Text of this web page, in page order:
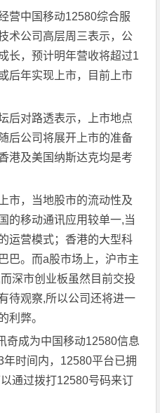
营中国移动12580综合服
术公司高层周三表示，公
长，预计明年营收将超过1
后年实现上市，目前上市
后对路透表示，上市地点
后公司将展开上市的准备
港及美国纳斯达克均是考
市，当地股市的流动性及
的移动通讯应用较单一,当
运营模式；香港的大型科
巴。而a股市场上，沪市主
深市创业板虽然目前交投
待观察,所以公司还将进一
利弊。
奇成为中国移动12580信息
时间内，12580平台已拥
通过拨打12580号码来订